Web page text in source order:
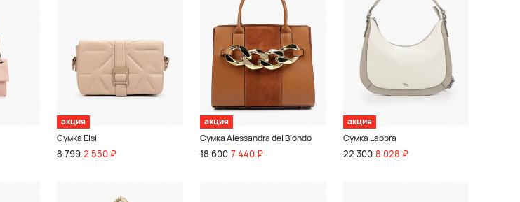
акция
Сумка Elsi
8 799 2 550 ₽
акция
Сумка Alessandra del Biondo
18 600 7 440 ₽
акция
Сумка Labbra
22 300 8 028 ₽